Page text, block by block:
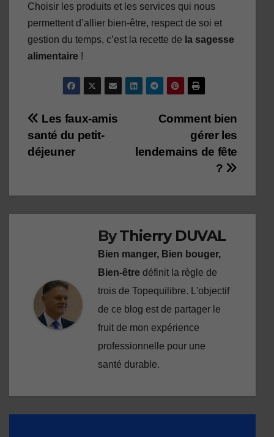
Choisir les produits et les services qui nous
permettent d’allier bien-être, respect de soi et
gestion du temps, c’est la recette de la sagesse
alimentaire !
Navigation
de
Comment bien
gérer les
lendemains de fête
?
Les faux-amis
santé du petit-
déjeuner
ByThierry DUVAL
Bien manger, Bien bouger,
Bien-être définit la règle de
trois de Topequilibre. L'objectif
de ce blog est de partager le
fruit de mon expérience
professionnelle pour une
santé durable.